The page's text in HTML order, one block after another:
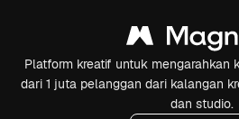
Platform kreatif untuk mengarahkan
dari 1 juta pelanggan dari kalangan
dan studio.